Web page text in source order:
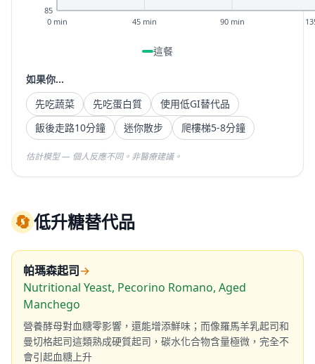
85
0 min 45 min 90 min
這餐
如果你...
先吃蔬菜
先吃蛋白質
使用低GI替代品
飯後走路10分鐘
迷你散步 爬樓梯5-8分鐘
估計模型 — 個人反應不同。非醫療建議。
🔄低升糖替代品
帕瑪森起司→
Nutritional Yeast, Pecorino Romano, Aged
Manchego
營養酵母對血糖零影響，還能增添鮮味；而像羅馬羊乳起司和
曼切格起司這類熟成硬質起司，碳水化合物含量極微，完全不
會引起血糖上升